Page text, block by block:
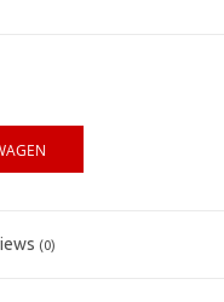
(0)